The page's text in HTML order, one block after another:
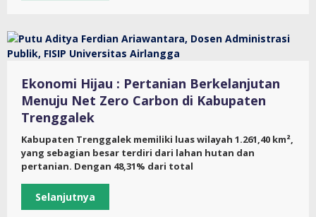
Ekonomi Hijau : Pertanian Berkelanjutan
Menuju Net Zero Carbon di Kabupaten
Trenggalek
Kabupaten Trenggalek memiliki luas wilayah 1.261,40 km²,
yang sebagian besar terdiri dari lahan hutan dan
pertanian. Dengan 48,31% dari total
Selanjutnya